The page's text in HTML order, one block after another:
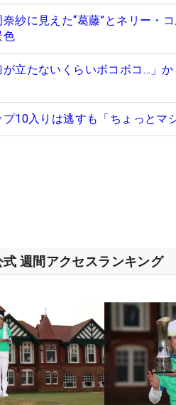
奈紗に見えた“葛藤”とネリー・
色
が立たないくらいボコボコ…」
プ10入りは逃すも「ちょっと
式 週間アクセスランキング